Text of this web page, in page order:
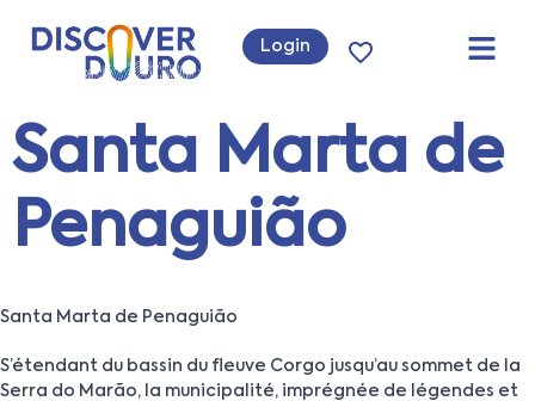
Login
Santa Marta de
Penaguião
Santa Marta de Penaguião
S’étendant du bassin du fleuve Corgo jusqu’au sommet de la
Serra do Marão, la municipalité, imprégnée de légendes et